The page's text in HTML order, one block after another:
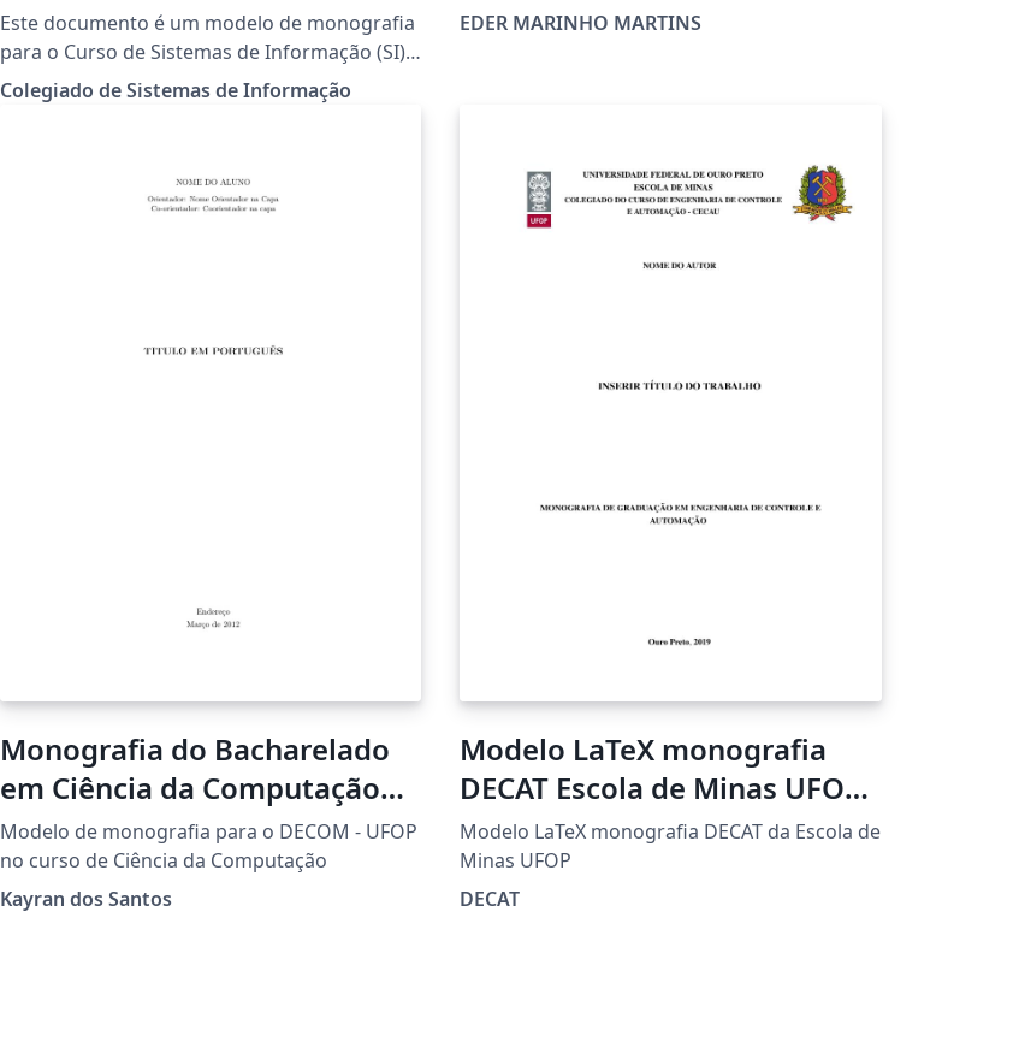
Este documento é um modelo de monografia
para o Curso de Sistemas de Informação (SI).
Este curso é vinculado ao Departamento de
Computação e Sistemas (DECSI) do Instituto
O modelo foi elaborado de acordo com a
2019). Contribuições importantes ao modelo
Colegiado de Sistemas de Informação
EDER MARINHO MARTINS
Monografia do Bacharelado
em Ciência da Computação
da UFOP
Modelo de monografia para o DECOM - UFOP
no curso de Ciência da Computação
Kayran dos Santos
Modelo LaTeX monografia
DECAT Escola de Minas UFOP -
2019
Modelo LaTeX monografia DECAT da Escola de
Minas UFOP
DECAT